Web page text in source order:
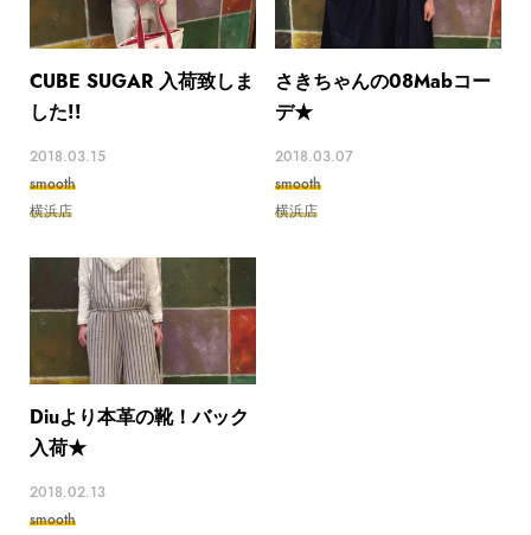
CUBE SUGAR 入荷致しま
した!!
2018.03.15
smooth
横浜店
さきちゃんの08Mabコー
デ★
2018.03.07
smooth
横浜店
Diuより本革の靴！バック
入荷★
2018.02.13
smooth